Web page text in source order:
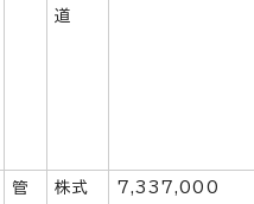
道
管
株式
7,337,000